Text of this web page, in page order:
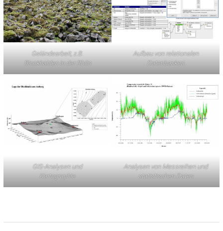
Geländearbeit, z.B.
Blockhalden in der Rhön
Aufbau von relationalen
Datenbanken
GIS-Analysen und
Kartographie
Analysen von Messreihen und
statistischen Daten